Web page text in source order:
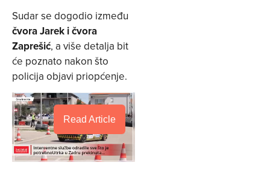
Sudar se dogodio između
čvora Jarek i čvora
Zaprešić, a više detalja bit
će poznato nakon što
policija objavi priopćenje.
Read Article